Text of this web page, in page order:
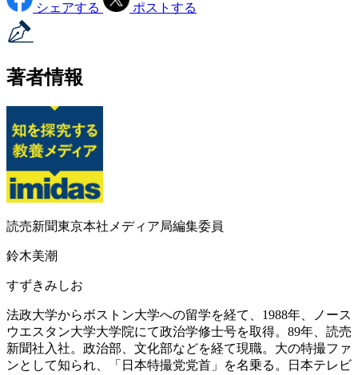
シェアする ポストする
著者情報
読売新聞東京本社メディア局編集委員
鈴木美潮
すずきみしお
法政大学からボストン大学への留学を経て、1988年、ノース
ウエスタン大学大学院にて政治学修士号を取得。89年、読売
新聞社入社。政治部、文化部などを経て現職。大の特撮ファ
ンとして知られ、「日本特撮党党首」を名乗る。日本テレビ